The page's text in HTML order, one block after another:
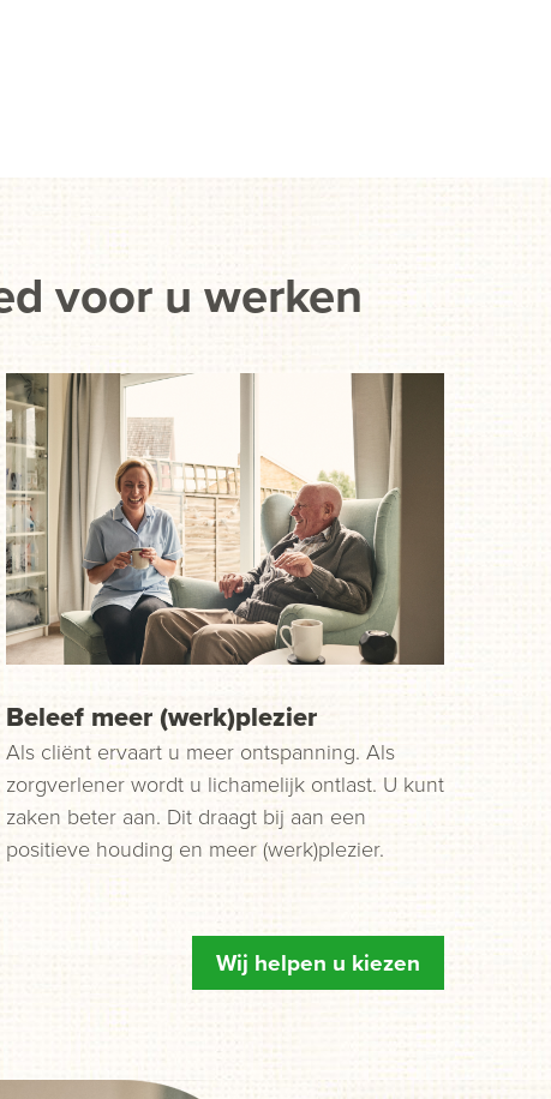
voor u werken
Beleef meer (werk)plezier
Als cliënt ervaart u meer ontspanning. Als
zorgverlener wordt u lichamelijk ontlast. U kunt
zaken beter aan. Dit draagt bij aan een
positieve houding en meer (werk)plezier.
Wij helpen u kiezen